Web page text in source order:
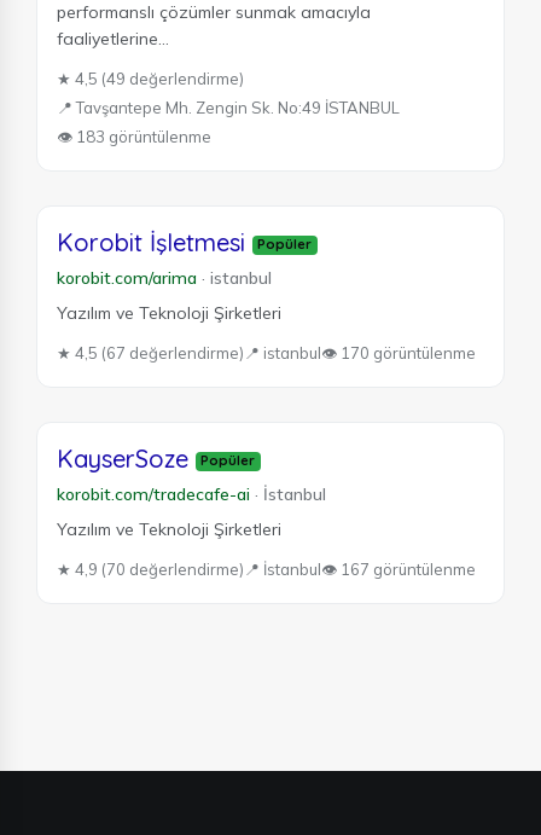
performanslı çözümler sunmak amacıyla
faaliyetlerine...
★ 4,5 (49 değerlendirme)
📍 Tavşantepe Mh. Zengin Sk. No:49 İSTANBUL
👁 183 görüntülenme
Korobit İşletmesi Popüler
korobit.com/arima · istanbul
Yazılım ve Teknoloji Şirketleri
★ 4,5 (67 değerlendirme) 📍 istanbul👁 170 görüntülenme
KayserSoze Popüler
korobit.com/tradecafe-ai · İstanbul
Yazılım ve Teknoloji Şirketleri
★ 4,9 (70 değerlendirme) 📍 İstanbul👁 167 görüntülenme